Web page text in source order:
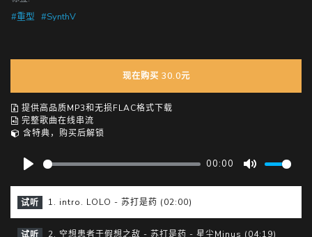
#重型 #SynthV
现在购买 30.0元
提供高品质MP3和无损FLAC格式下载
完整歌曲在线串流
含特典，购买后解锁
l
a
y
00:00
试听 1. intro. LOLO - 苏打是药 (02:00)
2. 空想患者于假想之敌 - 苏打是药 - 星尘Minus (04:19)